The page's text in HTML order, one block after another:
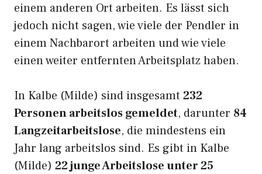
einem anderen Ort arbeiten. Es lässt sich
jedoch nicht sagen, wie viele der Pendler in
einem Nachbarort arbeiten und wie viele
einen weiter entfernten Arbeitsplatz haben.
In Kalbe (Milde) sind insgesamt 232
Personen arbeitslos gemeldet, darunter 84
Langzeitarbeitslose, die mindestens ein
Jahr lang arbeitslos sind. Es gibt in Kalbe
(Milde) 22 junge Arbeitslose unter 25